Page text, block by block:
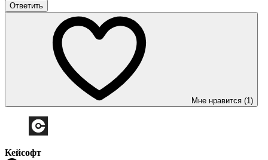
Ответить
Мне нравится (1)
Кейсофт